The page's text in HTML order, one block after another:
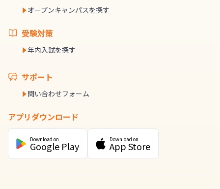
オープンキャンパスを探す
受験対策
年内入試を探す
サポート
問い合わせフォーム
アプリダウンロード
Download on
Google Play
Download on
App Store